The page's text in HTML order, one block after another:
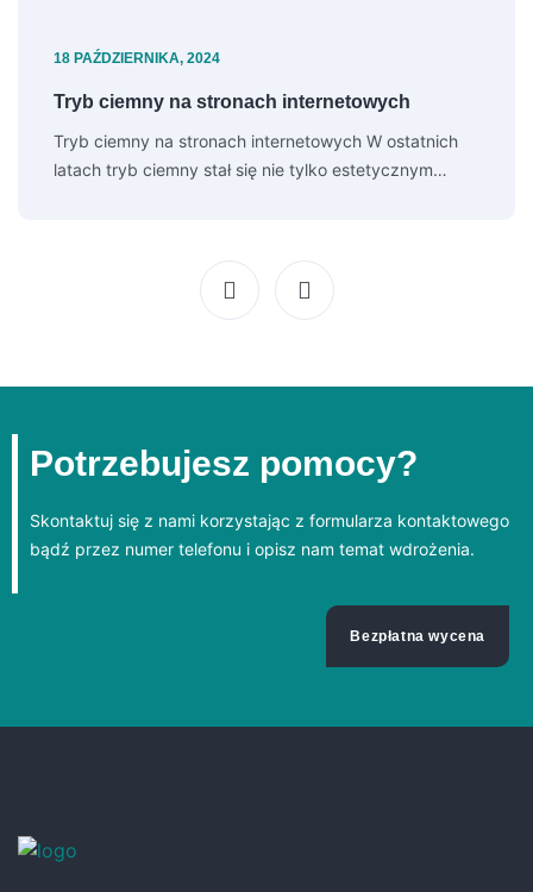
18 PAŹDZIERNIKA, 2024
Tryb ciemny na stronach internetowych
Tryb ciemny na stronach internetowych W ostatnich
latach tryb ciemny stał się nie tylko estetycznym…
Potrzebujesz pomocy?
Skontaktuj się z nami korzystając z formularza kontaktowego
bądź przez numer telefonu i opisz nam temat wdrożenia.
Bezpłatna wycena